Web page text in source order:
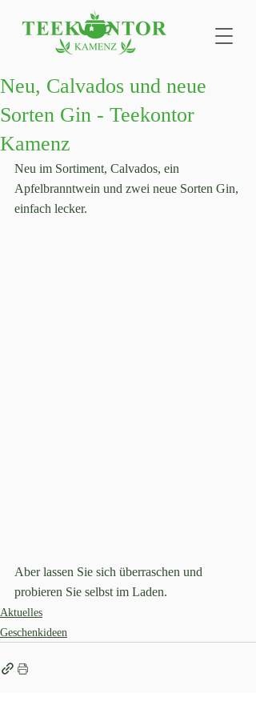
Neu, Calvados und neue
Sorten Gin - Teekontor
Kamenz
Neu im Sortiment, Calvados, ein
Apfelbranntwein und zwei neue Sorten Gin,
einfach lecker.
Aber lassen Sie sich überraschen und
probieren Sie selbst im Laden.
Aktuelles
Geschenkideen